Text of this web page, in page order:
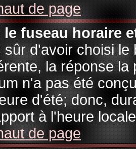
de page
le fuseau horaire
sûr d'avoir choisi
la réponse
n'a pas été
d'été; donc,
à l'heure
de page